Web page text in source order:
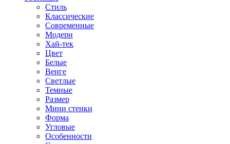
Стиль
Классические
Современные
Модерн
Хай-тек
Цвет
Белые
Венге
Светлые
Темные
Размер
Мини стенки
Форма
Угловые
Особенности